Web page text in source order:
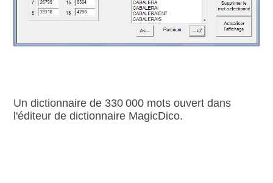
Un dictionnaire de 330 000 mots ouvert dans
l'éditeur de dictionnaire MagicDico.